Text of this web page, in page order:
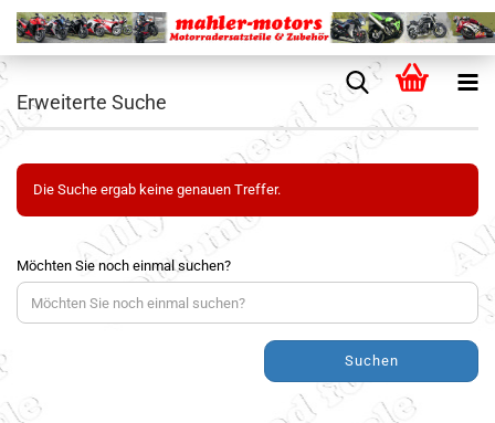
Erweiterte Suche
Die Suche ergab keine genauen Treffer.
Möchten Sie noch einmal suchen?
Suchen